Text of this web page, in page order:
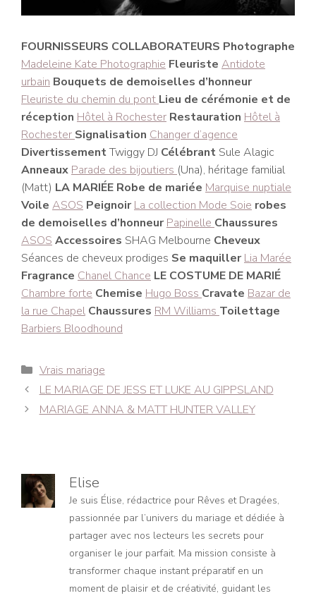
FOURNISSEURS COLLABORATEURS Photographe
Madeleine Kate Photographie Fleuriste Antidote
urbain Bouquets de demoiselles d’honneur
Fleuriste du chemin du pont Lieu de cérémonie et de
réception Hôtel à Rochester Restauration Hôtel à
Rochester Signalisation Changer d’agence
DivertissementTwiggy DJ Célébrant Sule Alagic
Anneaux Parade des bijoutiers (Una), héritage familial
(Matt) LA MARIÉE Robe de mariée Marquise nuptiale
Voile ASOS Peignoir La collection Mode Soie robes
de demoiselles d’honneur Papinelle Chaussures
ASOS Accessoires SHAG Melbourne Cheveux
Séances de cheveux prodiges Se maquiller Lia Marée
Fragrance Chanel Chance LE COSTUME DE MARIÉ
Chambre forte Chemise Hugo Boss Cravate Bazar de
la rue Chapel Chaussures RM Williams Toilettage
Barbiers Bloodhound
Catégories
Vrais mariage
Navigation
des
LE MARIAGE DE JESS ET LUKE AU GIPPSLAND
MARIAGE ANNA & MATT HUNTER VALLEY
Elise
Je suis Élise, rédactrice pour Rêves et Dragées,
passionnée par l’univers du mariage et dédiée à
partager avec nos lecteurs les secrets pour
organiser le jour parfait. Ma mission consiste à
transformer chaque instant préparatif en un
moment de plaisir et de créativité, guidant les